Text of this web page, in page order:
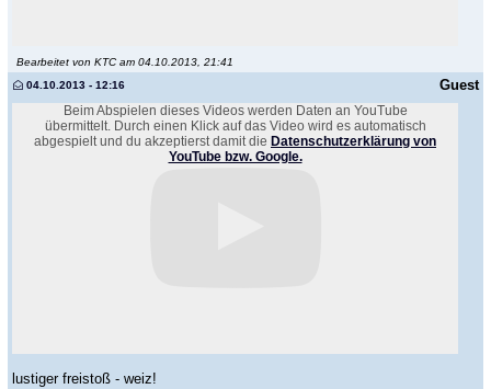
Bearbeitet von KTC am 04.10.2013, 21:41
Guest
04.10.2013 - 12:16
Beim Abspielen dieses Videos werden Daten an YouTube
übermittelt. Durch einen Klick auf das Video wird es automatisch
abgespielt und du akzeptierst damit die Datenschutzerklärung von
YouTube bzw. Google.
lustiger freistoß - weiz!